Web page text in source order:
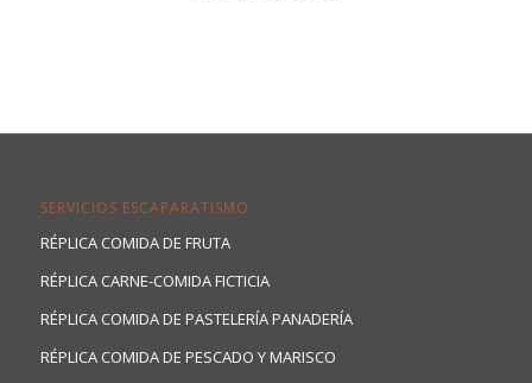
SERVICIOS ESCAPARATISMO
RÉPLICA COMIDA DE FRUTA
RÉPLICA CARNE-COMIDA FICTICIA
RÉPLICA COMIDA DE PASTELERÍA PANADERÍA
RÉPLICA COMIDA DE PESCADO Y MARISCO